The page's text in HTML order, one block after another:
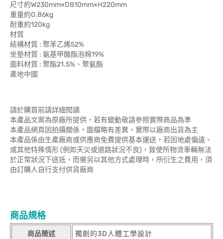
尺寸約W230mm×D810mm×H220mm
重量約0.86kg
耐重約120kg
材質
結構材質 : 聚苯乙烯52%
坐墊材質 : 氨基甲酸酯泡棉19%
面料材質 : 聚酯21.5%、聚氨酯
產地中國
請於購買前請詳細閱讀
本產品文案為原廠所提供，若有變動敬請參照實際商品為準
本產品網頁因拍攝關係，圖檔略有差異，實際以廠商出貨為主
本產品係由生產廠商或供應商免費提供基本運送，若因地處偏遠、
或其他特殊情形 (例如天災或道路狀況不良)，致使所物流車輛無法
於正常狀況下送抵，而需另以其他方式處理時，所衍生之費用，須
由訂購人自行支付供貨廠商
商品規格
商品簡述 獨創的3D人體工學設計